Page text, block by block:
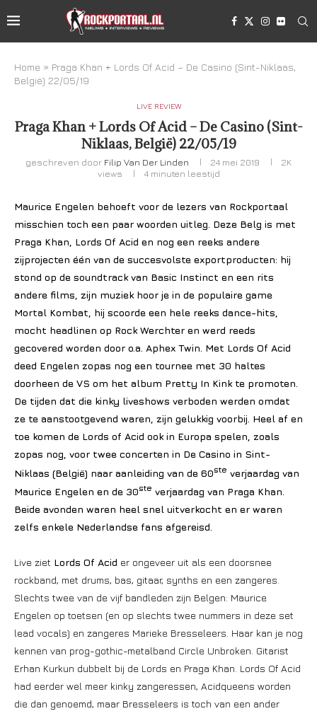
Home » Praga Khan + Lords Of Acid – De Casino (Sint-Niklaas,
België) 22/05/19
LIVE REVIEW
Praga Khan + Lords Of Acid – De Casino (Sint-
Niklaas, België) 22/05/19
geschreven door Filip Van Der Linden 24 mei 2019
2K
views
4 minuten leestijd
Maurice Engelen behoeft voor de lezers van Rockportaal
misschien toch een paar woorden uitleg. Deze Belg is met
Praga Khan, Lords Of Acid en nog een reeks andere
zijprojecten één van de succesvolste exportproducten: hij
stond op de soundtrack van Basic Instinct en een rits
andere films, zijn muziek hoor je in de populaire game
Mortal Kombat, hij scoorde een hele reeks dance-hits,
mocht headlinen op Rock Werchter en werd reeds
gecovered worden door o.a. Aphex Twin. Met Lords Of Acid
deed Engelen zopas nog een tournee met 30 haltes
doorheen de VS om het album Pretty In Kink te promoten.
De tijden dat die kinky liveshows verboden werden omdat
ze te aanstootgevend waren, zijn gelukkig voorbij. Heel af en
toe komen de Lords of Acid ook in Europa spelen, zoals
zopas nog, voor twee concerten in De Casino in Sint-
Niklaas (België) naar aanleiding van de 60ste verjaardag van
Maurice Engelen en de 30ste verjaardag van Praga Khan.
Beide avonden waren heel snel uitverkocht en er waren
zelfs enkele Nederlandse fans afgereisd.
Live ziet Lords Of Acid er ongeveer uit als een doorsnee
rockband, met drums, bas, gitaar, synths en een zangeres.
Slechts twee van de vijf bandleden zijn Belgen: Maurice
Engelen op toetsen (en op slechts twee nummers in deze set
lead vocals) en zangeres Marieke Bresseleers. Haar kan je nog
kennen van prog-gothic-metalband Circle Unbroken. Gitarist
Erhan Kurkun dubbelt bij de Lords en Praga Khan. Lords Of Acid
had eerder wel meer kinky zangeressen, Acidqueens worden
die dan genoemd, maar Bresseleers is toch van een ander